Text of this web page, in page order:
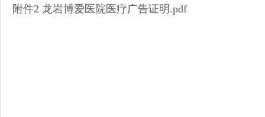
附件2 龙岩博爱医院医疗广告证明.pdf